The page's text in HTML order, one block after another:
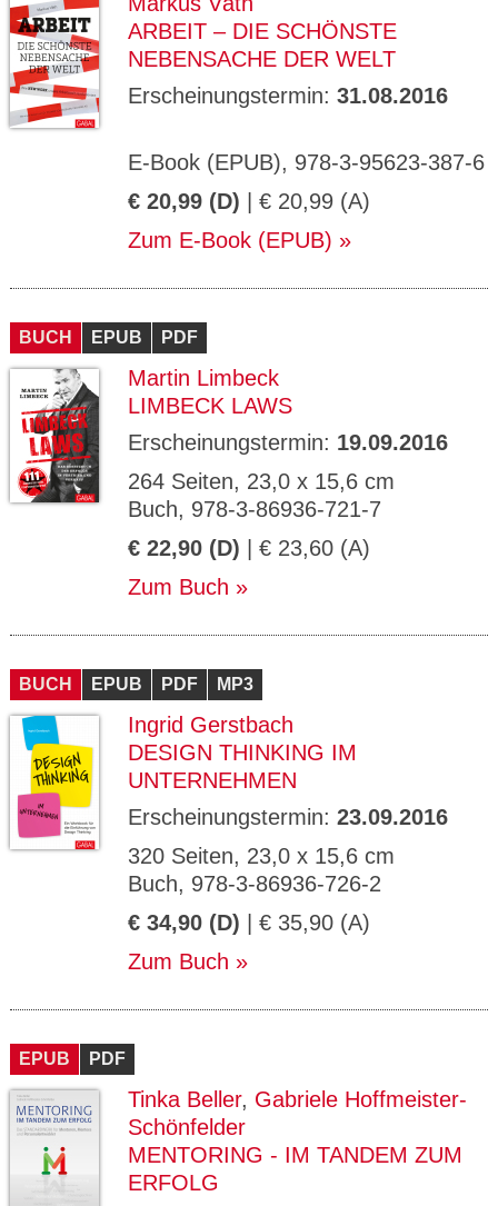
ARBEIT – DIE SCHÖNSTE
NEBENSACHE DER WELT
Erscheinungstermin: 31.08.2016
E-Book (EPUB), 978-3-95623-387-6
€ 20,99 (D) | € 20,99 (A)
Zum E-Book (EPUB)
BUCH EPUB PDF
Martin Limbeck
LIMBECK LAWS
Erscheinungstermin: 19.09.2016
264 Seiten, 23,0 x 15,6 cm
Buch, 978-3-86936-721-7
€ 22,90 (D) | € 23,60 (A)
Zum Buch
BUCH EPUB PDF MP3
Ingrid Gerstbach
DESIGN THINKING IM
UNTERNEHMEN
Erscheinungstermin: 23.09.2016
320 Seiten, 23,0 x 15,6 cm
Buch, 978-3-86936-726-2
€ 34,90 (D) | € 35,90 (A)
Zum Buch
EPUB PDF
Tinka Beller, Gabriele Hoffmeister-
Schönfelder
MENTORING - IM TANDEM ZUM
ERFOLG